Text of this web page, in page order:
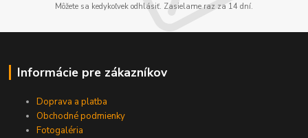
Môžete sa kedykoľvek odhlásiť. Zasielame raz za 14 dní.
Informácie pre zákazníkov
Doprava a platba
Obchodné podmienky
Fotogaléria